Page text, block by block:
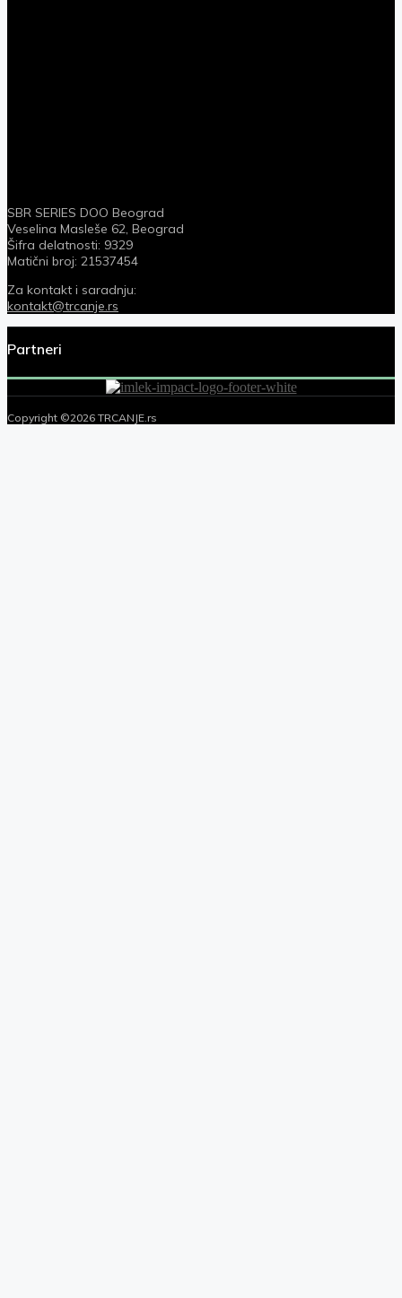
SBR SERIES DOO Beograd
Veselina Masleše 62, Beograd
Šifra delatnosti: 9329
Matični broj: 21537454
Za kontakt i saradnju:
kontakt@trcanje.rs
Partneri
Copyright ©2026 TRCANJE.rs